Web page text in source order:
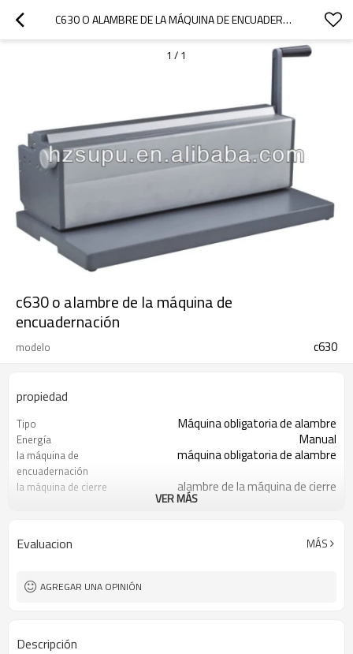
C630 O ALAMBRE DE LA MÁQUINA DE ENCUADERNACIÓN
1 / 1
c630 o alambre de la máquina de
encuadernación
modelo c630
propiedad
Tipo Máquina obligatoria de alambre
Energía Manual
la máquina de
encuadernación
máquina obligatoria de alambre
la máquina de cierre alambre de la máquina de cierre
más cerca de alambre de la máquina
alambre
encuadernación de
twin encuadernación de alambre
Paquete
VER MÁS
Evaluacion MÁS
AGREGAR UNA OPINIÓN
Descripción